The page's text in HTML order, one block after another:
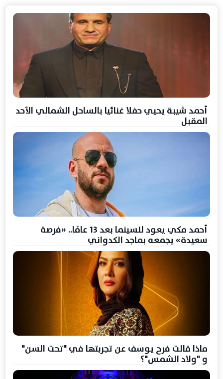
أحمد شيبة يحيي حفلا غنائيا بالساحل الشمالي الأحد
المقبل
أحمد مكي يعود للسينما بعد 13 عامًا.. «فرصة
سعيدة» يجمعه بماجد الكدواني
ماذا قالت فرح يوسف عن تجربتها في "تحت السن"
و "ولاد الشمس"؟